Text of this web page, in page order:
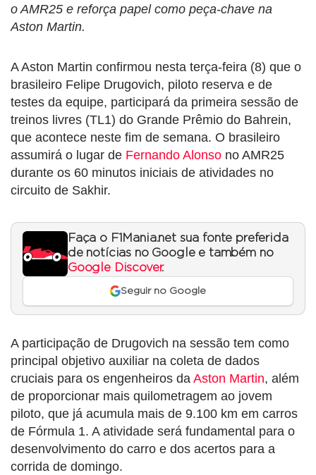
o AMR25 e reforça papel como peça-chave na
Aston Martin.
A Aston Martin confirmou nesta terça-feira (8) que o
brasileiro Felipe Drugovich, piloto reserva e de
testes da equipe, participará da primeira sessão de
treinos livres (TL1) do Grande Prêmio do Bahrein,
que acontece neste fim de semana. O brasileiro
assumirá o lugar de Fernando Alonso no AMR25
durante os 60 minutos iniciais de atividades no
circuito de Sakhir.
Faça o F1Mania.net sua fonte preferida
de notícias no Google e também no
Google Discover.
Seguir no Google
A participação de Drugovich na sessão tem como
principal objetivo auxiliar na coleta de dados
cruciais para os engenheiros da Aston Martin, além
de proporcionar mais quilometragem ao jovem
piloto, que já acumula mais de 9.100 km em carros
de Fórmula 1. A atividade será fundamental para o
desenvolvimento do carro e dos acertos para a
corrida de domingo.